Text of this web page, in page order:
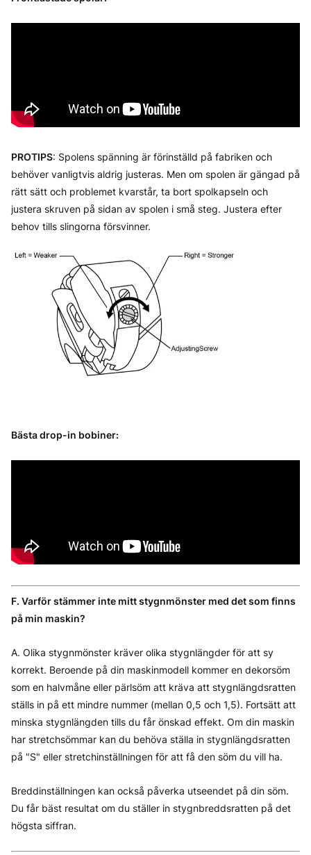
PROTIPS: Spolens spänning är förinställd på fabriken och
behöver vanligtvis aldrig justeras. Men om spolen är gängad på
rätt sätt och problemet kvarstår, ta bort spolkapseln och
justera skruven på sidan av spolen i små steg. Justera efter
behov tills slingorna försvinner.
Bästa drop-in bobiner:
F. Varför stämmer inte mitt stygnmönster med det som finns
på min maskin?
A. Olika stygnmönster kräver olika stygnlängder för att sy
korrekt. Beroende på din maskinmodell kommer en dekorsöm
som en halvmåne eller pärlsöm att kräva att stygnlängdsratten
ställs in på ett mindre nummer (mellan 0,5 och 1,5). Fortsätt att
minska stygnlängden tills du får önskad effekt. Om din maskin
har stretchsömmar kan du behöva ställa in stygnlängdsratten
på "S" eller stretchinställningen för att få den söm du vill ha.
Breddinställningen kan också påverka utseendet på din söm.
Du får bäst resultat om du ställer in stygnbreddsratten på det
högsta siffran.